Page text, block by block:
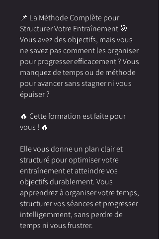
📌 La Méthode Complète pour
Structurer Votre Entraînement 🎯
Vous avez des objectifs, mais vous
ne savez pas comment les organiser
pour progresser efficacement ? Vous
manquez de temps ou de méthode
pour avancer sans stagner ni vous
épuiser ?
🔥 Cette formation est faite pour
vous ! 🔥
Elle vous donne un plan clair et
structuré pour optimiser votre
entraînement et atteindre vos
objectifs durablement. Vous
apprendrez à organiser votre temps,
structurer vos séances et progresser
intelligemment, sans perdre de
temps ni vous frustrer.